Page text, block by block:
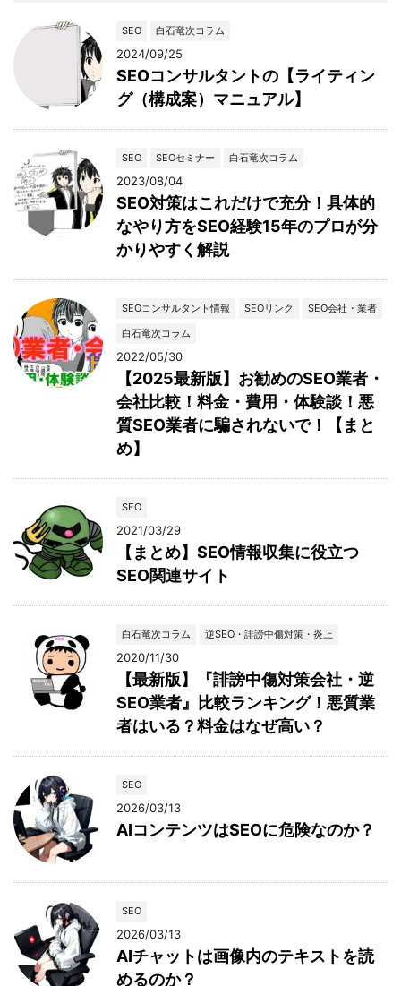
SEO 白石竜次コラム
2024/09/25
SEOコンサルタントの【ライティン
グ（構成案）マニュアル】
SEO SEOセミナー 白石竜次コラム
2023/08/04
SEO対策はこれだけで充分！具体的
なやり方をSEO経験15年のプロが分
かりやすく解説
SEOコンサルタント情報 SEOリンク
SEO会社・業者
白石竜次コラム
2022/05/30
【2025最新版】お勧めのSEO業者・
会社比較！料金・費用・体験談！悪
質SEO業者に騙されないで！【まと
め】
SEO
2021/03/29
【まとめ】SEO情報収集に役立つ
SEO関連サイト
白石竜次コラム 逆SEO・誹謗中傷対策・炎上
2020/11/30
【最新版】『誹謗中傷対策会社・逆
SEO業者』比較ランキング！悪質業
者はいる？料金はなぜ高い？
SEO
2026/03/13
AIコンテンツはSEOに危険なのか？
SEO
2026/03/13
AIチャットは画像内のテキストを読
めるのか？